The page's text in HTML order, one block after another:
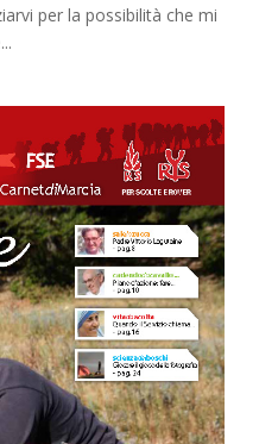
per la possibilità che mi